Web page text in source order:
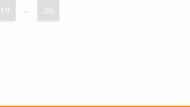
10 ... 20